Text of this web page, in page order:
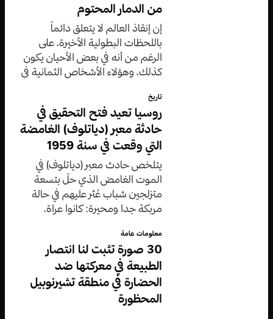
من الدمار المحتوم
إن إنقاذ العالم لا يتعلق دائماً
باللحظات البطولية الأخيرة، على
الرغم من أنه في بعض الأحيان يكون
كذلك، وهؤلاء الأشخاص الثمانية في
كلٌّ على طريقته الخاصة.
تاريخ
روسيا تعيد فتح التحقيق في
حادثة معبر (دياتلوف) الغامضة
التي وقعت في سنة 1959
يتلخص حادث معبر (دياتلوف) في
الموت الغامض الذي حلّ بتسعة
متزلجين شباب عُثر عليهم في حالة
مربكة جدا ومحيرة: كانوا عراة،
بعض أعضاء أجسامهم مفقودة.
معلومات عامة
30 صورة تثبت لنا انتصار
الطبيعة في معركتها ضد
الحضارة في منطقة تشيرنوبيل
المحظورة